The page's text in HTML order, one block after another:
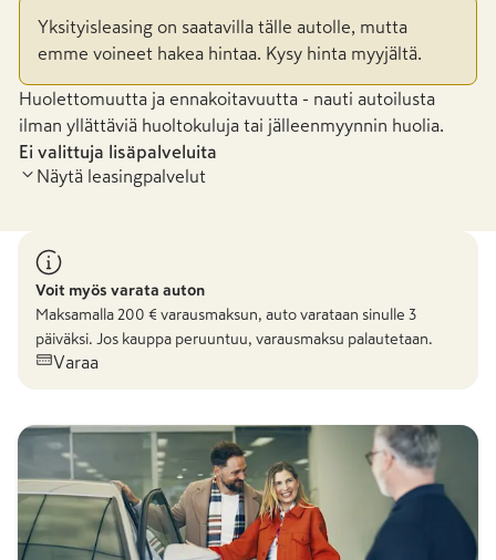
Yksityisleasing on saatavilla tälle autolle, mutta
emme voineet hakea hintaa. Kysy hinta myyjältä.
Huolettomuutta ja ennakoitavuutta - nauti autoilusta
ilman yllättäviä huoltokuluja tai jälleenmyynnin huolia.
Ei valittuja lisäpalveluita
Näytä leasingpalvelut
Voit myös varata auton
Maksamalla 200 € varausmaksun, auto varataan sinulle 3
päiväksi. Jos kauppa peruuntuu, varausmaksu palautetaan.
Varaa